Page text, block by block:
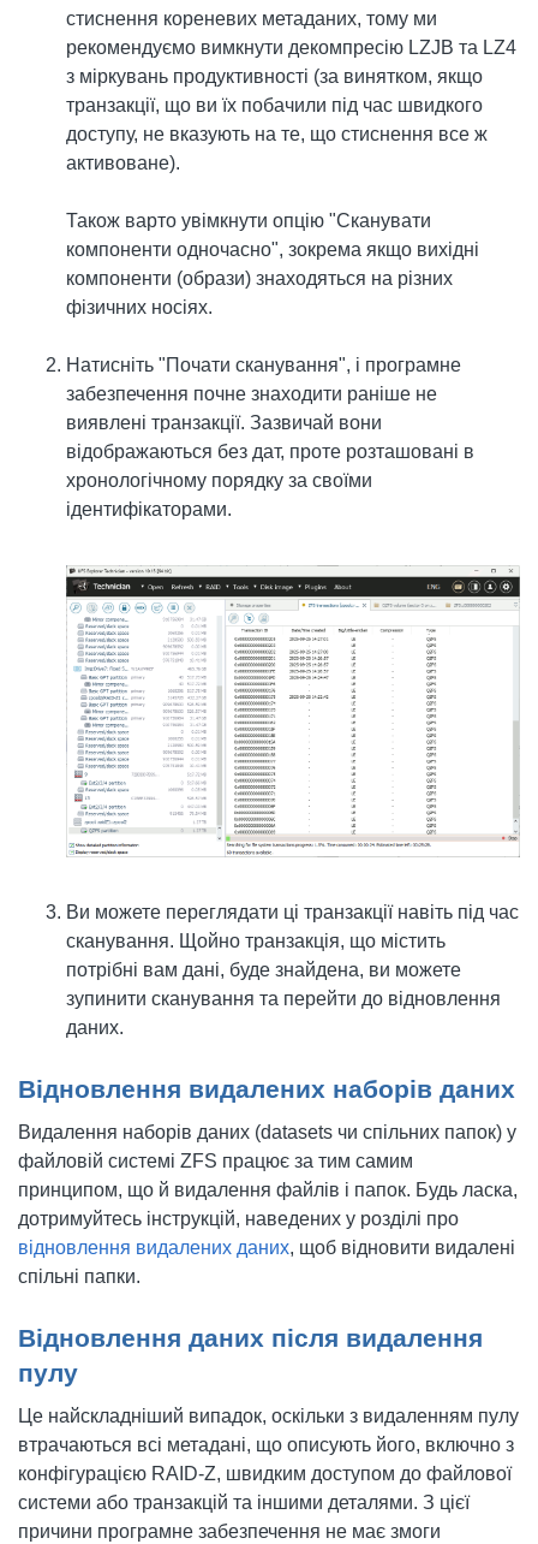
стиснення кореневих метаданих, тому ми
рекомендуємо вимкнути декомпресію LZJB та LZ4
з міркувань продуктивності (за винятком, якщо
транзакції, що ви їх побачили під час швидкого
доступу, не вказують на те, що стиснення все ж
активоване).
Також варто увімкнути опцію "Сканувати
компоненти одночасно", зокрема якщо вихідні
компоненти (образи) знаходяться на різних
фізичних носіях.
Натисніть "Почати сканування", і програмне
забезпечення почне знаходити раніше не
виявлені транзакції. Зазвичай вони
відображаються без дат, проте розташовані в
хронологічному порядку за своїми
ідентифікаторами.
Ви можете переглядати ці транзакції навіть під час
сканування. Щойно транзакція, що містить
потрібні вам дані, буде знайдена, ви можете
зупинити сканування та перейти до відновлення
даних.
Відновлення видалених наборів даних
Видалення наборів даних (datasets чи спільних папок) у
файловій системі ZFS працює за тим самим
принципом, що й видалення файлів і папок. Будь ласка,
дотримуйтесь інструкцій, наведених у розділі про
відновлення видалених даних, щоб відновити видалені
спільні папки.
Відновлення даних після видалення
пулу
Це найскладніший випадок, оскільки з видаленням пулу
втрачаються всі метадані, що описують його, включно з
конфігурацією RAID-Z, швидким доступом до файлової
системи або транзакцій та іншими деталями. З цієї
причини програмне забезпечення не має змоги